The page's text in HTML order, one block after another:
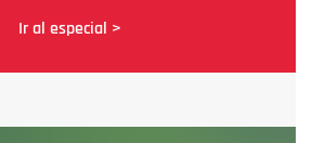
Ir al especial >